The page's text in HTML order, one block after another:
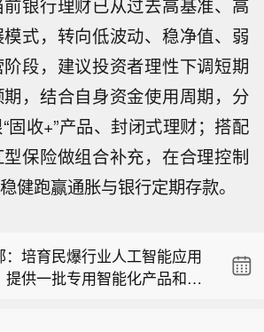
银行理财已从过去高基准、高
式，转向低波动、稳净值、弱
段，建议投资者理性下调短期
，结合自身资金使用周期，分
固收+”产品、封闭式理财；搭配
保险做组合补充，在合理控制
健跑赢通胀与银行定期存款。
，该公司第二座反应堆或将在
天内关停。
：培育民爆行业人工智能应用
提供一批专用智能化产品和解